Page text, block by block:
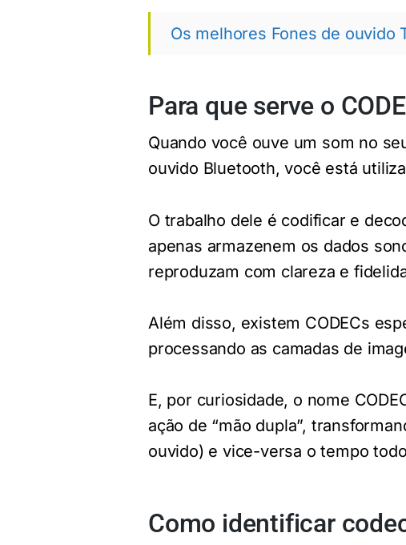
Os melhores Fones de ouvido
Para que serve o
Quando você ouve um som no
ouvido Bluetooth, você está
O trabalho dele é codificar e
apenas armazenem os dados
reproduzam com clareza e
Além disso, existem CODECs
processando as camadas de
E, por curiosidade, o nome
ação de “mão dupla”,
ouvido) e vice-versa o tempo
Como identificar